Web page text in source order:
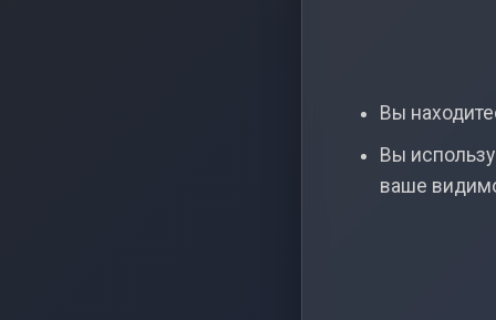
Вы
Вы
ваше